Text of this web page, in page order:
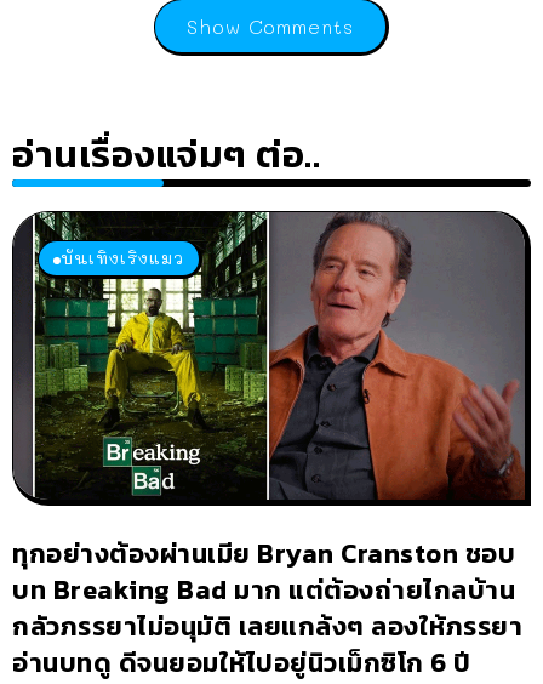
Show Comments
อ่านเรื่องแจ่มๆ ต่อ..
บันเทิงเริงแมว
ทุกอย่างต้องผ่านเมีย Bryan Cranston ชอบ
บท Breaking Bad มาก แต่ต้องถ่ายไกลบ้าน
กลัวภรรยาไม่อนุมัติ เลยแกล้งๆ ลองให้ภรรยา
อ่านบทดู ดีจนยอมให้ไปอยู่นิวเม็กซิโก 6 ปี